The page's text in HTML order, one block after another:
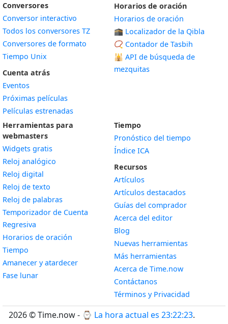
Conversores
Conversor interactivo
Todos los conversores TZ
Conversores de formato
Tiempo Unix
Cuenta atrás
Eventos
Próximas películas
Películas estrenadas
Horarios de oración
Horarios de oración
🕋 Localizador de la Qibla
📿 Contador de Tasbih
🕌 API de búsqueda de
mezquitas
Herramientas para
webmasters
Widgets gratis
Reloj analógico
Reloj digital
Reloj de texto
Reloj de palabras
Temporizador de Cuenta
Regresiva
Horarios de oración
Tiempo
Amanecer y atardecerWidget
Fase lunarWidget
Tiempo
Pronóstico del tiempo
Índice ICA
Recursos
Artículos
Artículos destacados
Guías del comprador
Acerca del editor
Blog
Nuevas herramientas
Más herramientas
Acerca de Time.now
Contáctanos
Términos y Privacidad
2026 © Time.now - ⌚ La hora actual es 23:22:24.